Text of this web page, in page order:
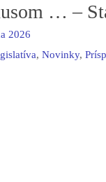
… –
2026
,Novinky,